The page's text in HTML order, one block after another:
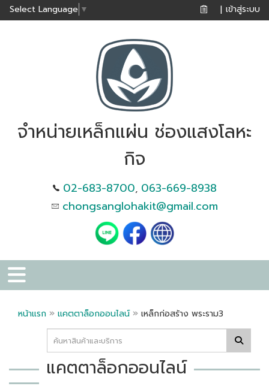
Select Language ▼ | เข้าสู่ระบบ
จำหน่ายเหล็กแผ่น ช่องแสงโลหะ
กิจ
02-683-8700, 063-669-8938
chongsanglohakit@gmail.com
หน้าแรก » แคตตาล็อกออนไลน์» เหล็กก่อสร้าง พระราม3
แคตตาล็อกออนไลน์